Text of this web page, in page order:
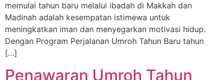
memulai tahun baru melalui ibadah di Makkah dan
Madinah adalah kesempatan istimewa untuk
meningkatkan iman dan menyegarkan motivasi hidup.
Dengan Program Perjalanan Umroh Tahun Baru tahun
[…]
Penawaran Umroh Tahun